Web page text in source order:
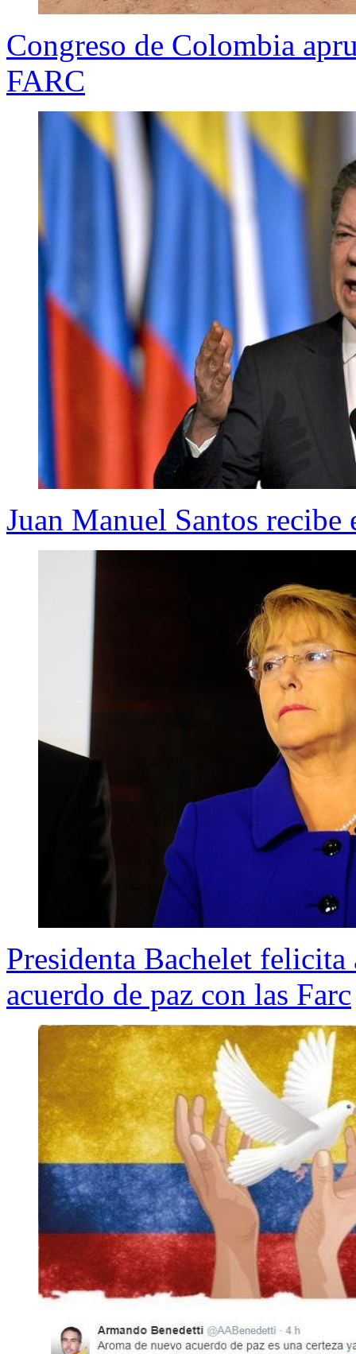
Congreso de Colombia
FARC
Juan Manuel Santos recibe
Presidenta Bachelet
acuerdo de paz con las Farc